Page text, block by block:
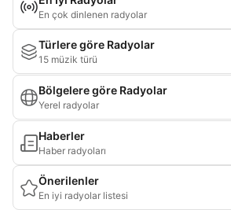
En çok dinlenen radyolar
Türlere göre Radyolar
15 müzik türü
Bölgelere göre Radyolar
Yerel radyolar
Haberler
Haber radyoları
Önerilenler
En iyi radyolar listesi